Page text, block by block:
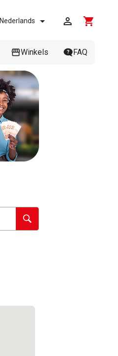
shopping_cart
Nederlands  
Winkels FAQ